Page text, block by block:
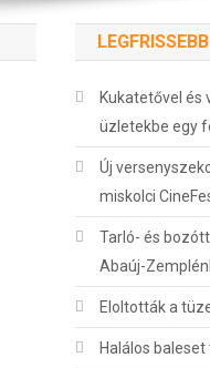
Kukatetővel és
üzletekbe egy
Új
miskolci
Tarló- és
Abaúj-
Eloltották a
Halálos